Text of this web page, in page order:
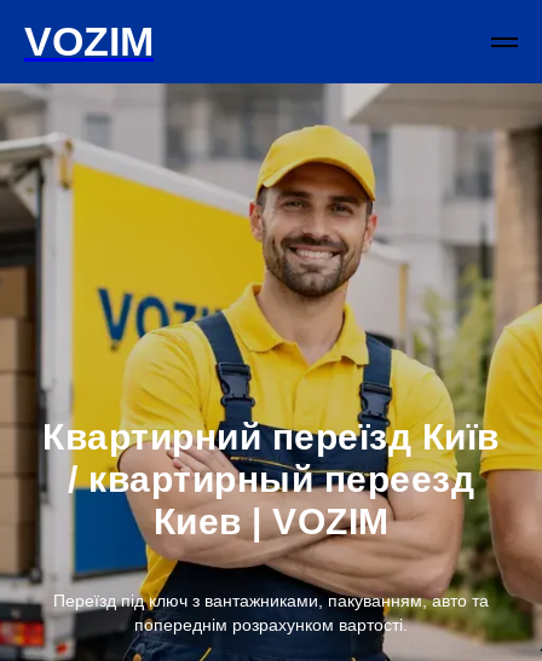
VOZIM
Квартирний переїзд Київ
/ квартирный переезд
Киев | VOZIM
Переїзд під ключ з вантажниками, пакуванням, авто та
попереднім розрахунком вартості.